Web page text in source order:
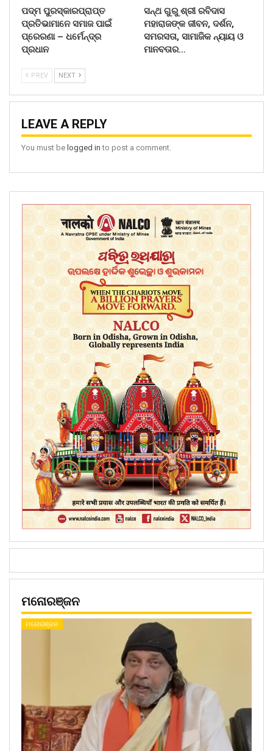
ପଦ୍ମ ପୁରସ୍କାରପ୍ରାପ୍ତ
ପ୍ରତିଭାମାନେ ସମାଜ ପାଇଁ
ପ୍ରେରଣା – ଧର୍ମେନ୍ଦ୍ର
ପ୍ରଧାନ
ସନ୍ଥ ଗୁରୁ ଶ୍ରୀ ରବିଦାସ
ମହାରାଜଙ୍କ ଜୀବନ, ଦର୍ଶନ,
ସମରସତା, ସାମାଜିକ ନ୍ୟାୟ ଓ
ମାନବତାର…
PREV NEXT
LEAVE A REPLY
You must be logged in to post a comment.
ମନୋରଞ୍ଜନ
ମନୋରଞ୍ଜନ